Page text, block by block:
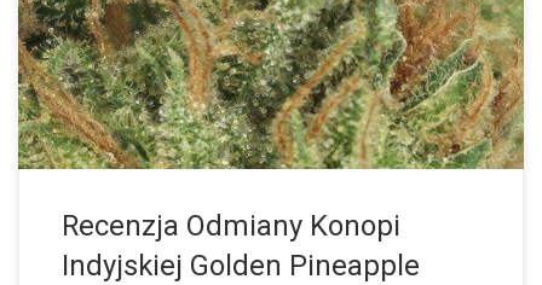
to urocze skrzyżowanie pomiędzy Golden Goat i Pineapple Kush.
W rezultacie powstał zrównoważony kwiat o pysznym,
tropikalnym smaku i aromacie. Jak wskazuje sama nazwa, tę
odmianę cechuje aromat ananasa. Zioło może pachnieć jak
smakołyk, ale […]
Recenzja Odmiany Konopi
Indyjskiej Golden Pineapple